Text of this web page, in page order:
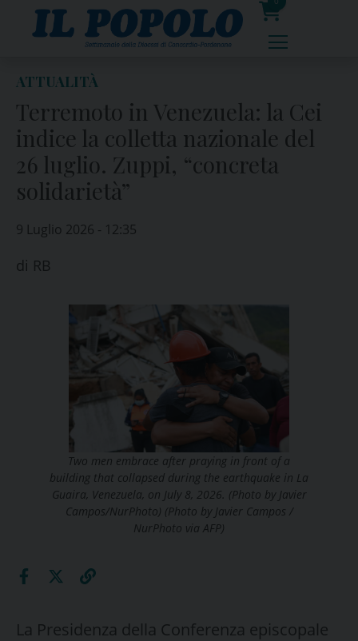
0
prodotti
ATTUALITÀ
Terremoto in Venezuela: la Cei
indice la colletta nazionale del
26 luglio. Zuppi, “concreta
solidarietà”
9 Luglio 2026 - 12:35
di RB
Two men embrace after praying in front of a
building that collapsed during the earthquake in La
Guaira, Venezuela, on July 8, 2026. (Photo by Javier
Campos/NurPhoto) (Photo by Javier Campos /
NurPhoto via AFP)
La Presidenza della Conferenza episcopale